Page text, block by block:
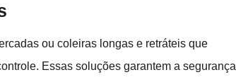
ou coleiras longas e retráteis que
Essas soluções garantem a segurança